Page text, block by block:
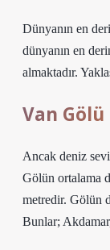
Dünyanın en
dünyanın en
almaktadır.
Van
Ancak deniz
Gölün ortalama
metredir. Gölün
Bunlar;